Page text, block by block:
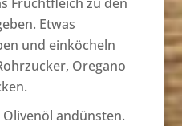
Etwas
und einköcheln
Oregano
andünsten.